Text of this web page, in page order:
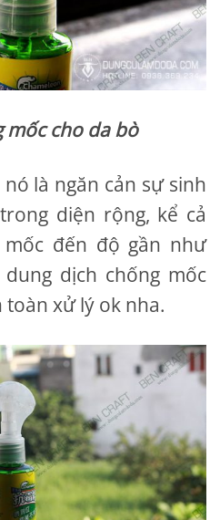
mốc cho da bò
là ngăn cản sự sinh
diện rộng, kể cả
đến độ gần như
dịch chống mốc
xử lý ok nha.